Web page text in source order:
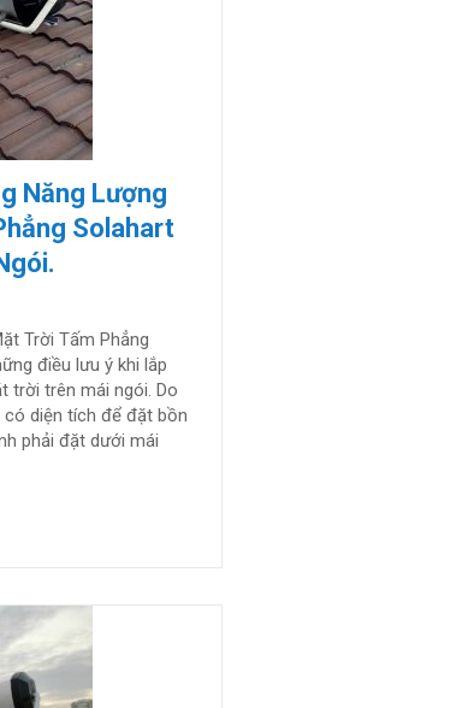
Năng Lượng
Solahart
Máy Nước Nóng Năng Lượng Mặt Trời Tấm Phẳng Solahart 180L Lắp Mái
Trời Tấm Phẳng
điều lưu ý khi lắp
trời trên mái ngói. Do
diện tích để đặt bồn
phải đặt dưới mái